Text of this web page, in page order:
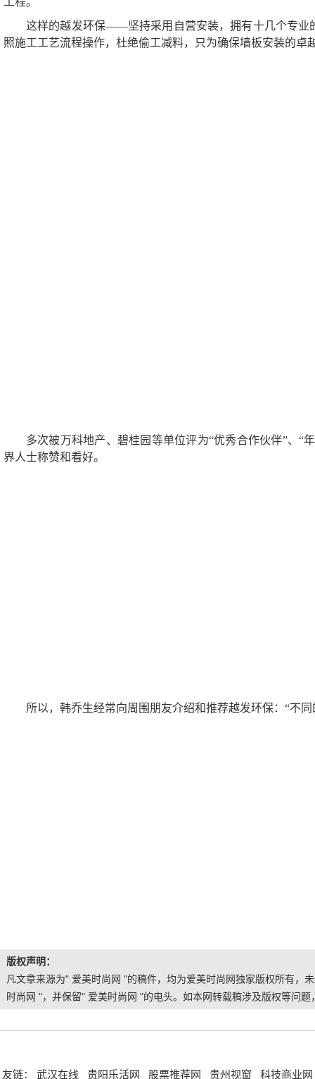
这样的越发环保——坚持采用自营安装，拥有十几个专业
照施工工艺流程操作，杜绝偷工减料，只为确保墙板安装的卓
多次被万科地产、碧桂园等单位评为“优秀合作伙伴”、“
界人士称赞和看好。
所以，韩乔生经常向周围朋友介绍和推荐越发环保：“不
版权声明：
凡文章来源为" 爱美时尚网 "的稿件，均为爱美时尚网独家版权所有，
时尚网 "，并保留" 爱美时尚网 "的电头。如本网转载稿涉及版权等问
友链： 武汉在线 贵阳乐活网 股票推荐网 贵州视窗 科技商业网